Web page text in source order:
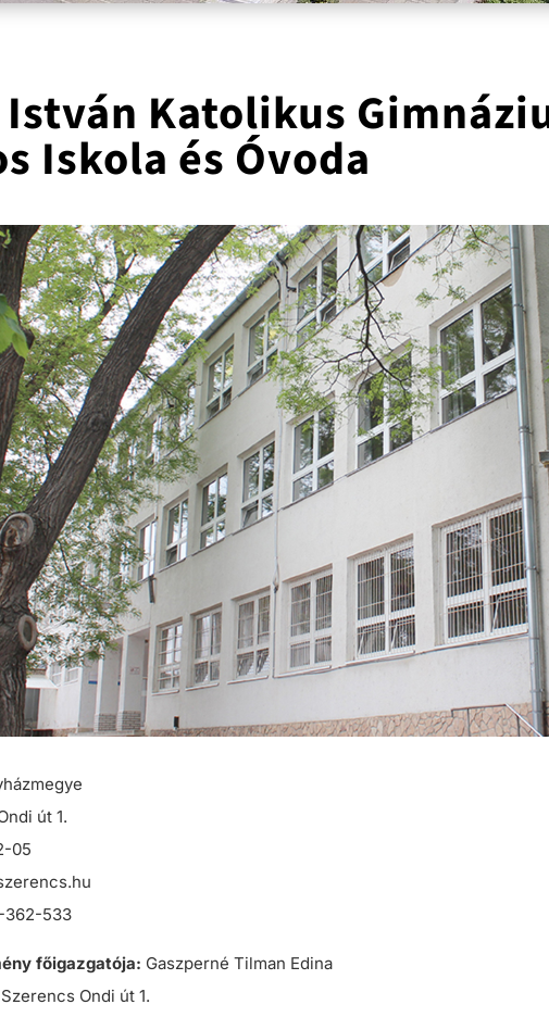
Katolikus
Iskola és Óvoda
út 1.
05
362-533
főigazgatója: Gaszperné Tilman Edina
Ondi út 1.